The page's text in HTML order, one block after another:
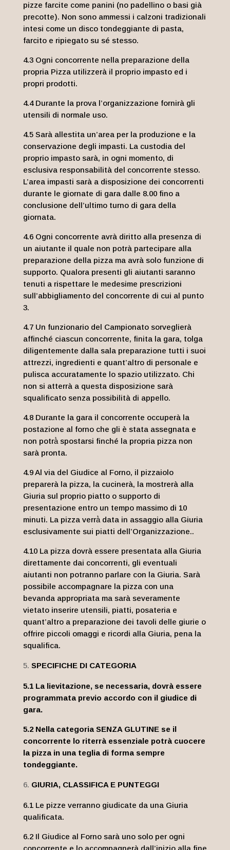
pizze farcite come panini (no padellino o basi già
precotte). Non sono ammessi i calzoni tradizionali
intesi come un disco tondeggiante di pasta,
farcito e ripiegato su sé stesso.
4.3 Ogni concorrente nella preparazione della
propria Pizza utilizzerà il proprio impasto ed i
propri prodotti.
4.4 Durante la prova l’organizzazione fornirà gli
utensili di normale uso.
4.5 Sarà allestita un’area per la produzione e la
conservazione degli impasti. La custodia del
proprio impasto sarà, in ogni momento, di
esclusiva responsabilità del concorrente stesso.
L’area impasti sarà a disposizione dei concorrenti
durante le giornate di gara dalle 8.00 fino a
conclusione dell’ultimo turno di gara della
giornata.
4.6 Ogni concorrente avrà diritto alla presenza di
un aiutante il quale non potrà partecipare alla
preparazione della pizza ma avrà solo funzione di
supporto. Qualora presenti gli aiutanti saranno
tenuti a rispettare le medesime prescrizioni
sull’abbigliamento del concorrente di cui al punto
3.
4.7 Un funzionario del Campionato sorveglierà
affinché ciascun concorrente, finita la gara, tolga
diligentemente dalla sala preparazione tutti i suoi
attrezzi, ingredienti e quant’altro di personale e
pulisca accuratamente lo spazio utilizzato. Chi
non si atterrà a questa disposizione sarà
squalificato senza possibilità di appello.
4.8 Durante la gara il concorrente occuperà la
postazione al forno che gli è stata assegnata e
non potrà̀ spostarsi finché la propria pizza non
sarà pronta.
4.9 Al via del Giudice al Forno, il pizzaiolo
preparerà la pizza, la cucinerà, la mostrerà alla
Giuria sul proprio piatto o supporto di
presentazione entro un tempo massimo di 10
minuti. La pizza verrà̀ data in assaggio alla Giuria
esclusivamente sui piatti dell’Organizzazione..
4.10 La pizza dovrà essere presentata alla Giuria
direttamente dai concorrenti, gli eventuali
aiutanti non potranno parlare con la Giuria. Sarà
possibile accompagnare la pizza con una
bevanda appropriata ma sarà severamente
vietato inserire utensili, piatti, posateria e
quant’altro a preparazione dei tavoli delle giurie o
offrire piccoli omaggi e ricordi alla Giuria, pena la
squalifica.
SPECIFICHE DI CATEGORIA
5.1 La lievitazione, se necessaria, dovrà essere
programmata previo accordo con il giudice di
gara.
5.2 Nella categoria SENZA GLUTINE se il
concorrente lo riterrà essenziale potrà cuocere
la pizza in una teglia di forma sempre
tondeggiante.
GIURIA, CLASSIFICA E PUNTEGGI
6.1 Le pizze verranno giudicate da una Giuria
qualificata.
6.2 Il Giudice al Forno sarà uno solo per ogni
concorrente e lo accompagnerà dall’inizio alla fine